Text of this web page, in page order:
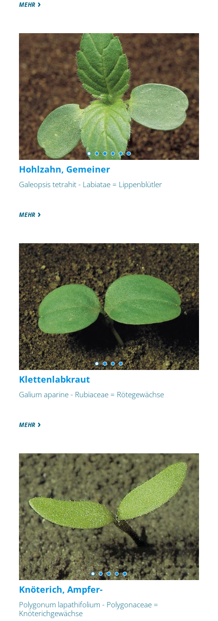
MEHR
Hohlzahn, Gemeiner
Galeopsis tetrahit - Labiatae = Lippenblütler
MEHR
Klettenlabkraut
Galium aparine - Rubiaceae = Rötegewächse
MEHR
Knöterich, Ampfer-
Polygonum lapathifolium - Polygonaceae =
Knöterichgewächse